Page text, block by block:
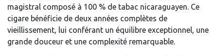
magistral composé à 100 % de tabac nicaraguayen. Ce
cigare bénéficie de deux années complètes de
vieillissement, lui conférant un équilibre exceptionnel, une
grande douceur et une complexité remarquable.